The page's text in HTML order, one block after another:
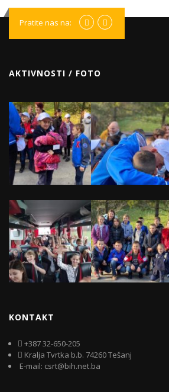
Pratite nas na:
AKTIVNOSTI / FOTO
KONTAKT
+387 32-650-205
Kralja Tvrtka b.b. 74260 Tešanj
E-mail: csrt@bih.net.ba